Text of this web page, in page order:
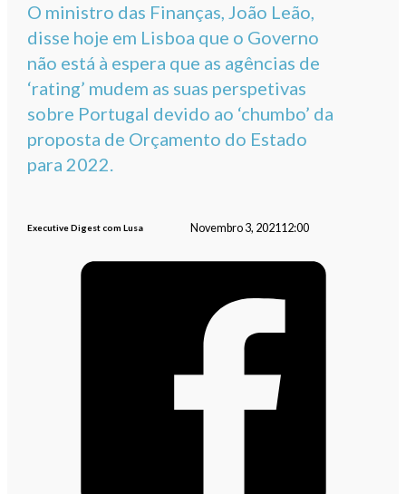
O ministro das Finanças, João Leão,
disse hoje em Lisboa que o Governo
não está à espera que as agências de
‘rating’ mudem as suas perspetivas
sobre Portugal devido ao ‘chumbo’ da
proposta de Orçamento do Estado
para 2022.
Executive Digest com Lusa Novembro 3, 2021 12:00